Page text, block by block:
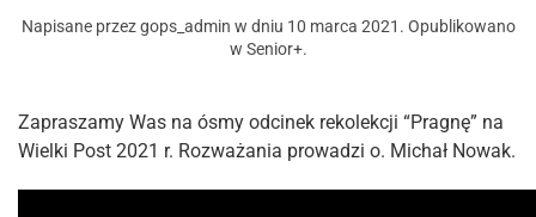
Napisane przezgops_admin w dniu 10 marca 2021 . Opublikowano
w Senior+.
Zapraszamy Was na ósmy odcinek rekolekcji “Pragnę” na
Wielki Post 2021 r. Rozważania prowadzi o. Michał Nowak.